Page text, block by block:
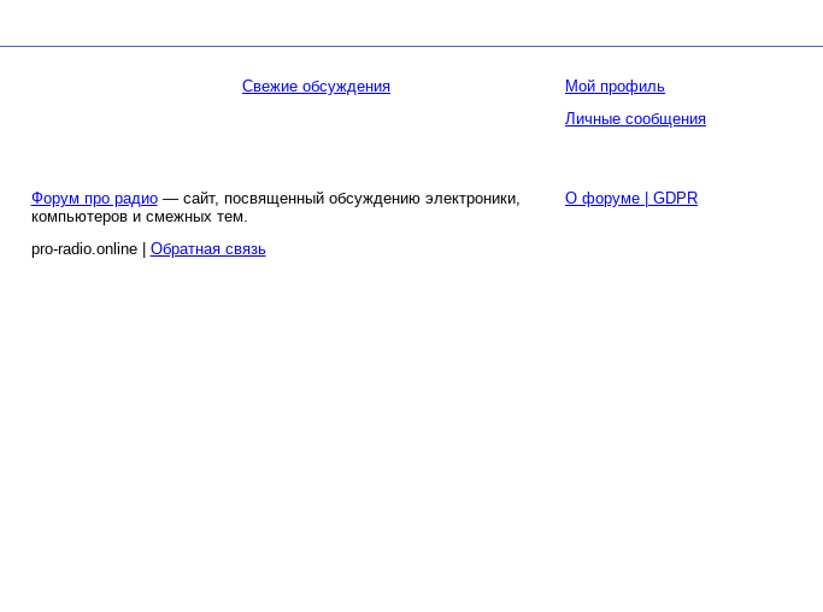
Свежие обсуждения
Мой профиль
Личные сообщения
Форум про радио— сайт, посвященный обсуждению электроники,
компьютеров и смежных тем.
pro-radio.online | Обратная связь
О форуме | GDPR